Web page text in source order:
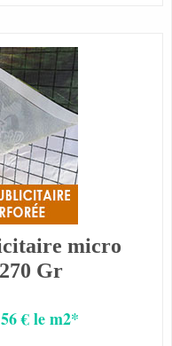
micro
Gr
€ le m2*